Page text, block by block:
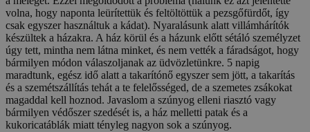
volna, hogy naponta leürítettük és feltöltöttük a pezsgőfürdőt, így
csak egyszer használtuk a kádat). Nyaralásunk alatt villámhárítók
készültek a házakra. A ház körül és a házunk előtt sétáló személyzet
úgy tett, mintha nem látna minket, és nem vették a fáradságot, hogy
bármilyen módon válaszoljanak az üdvözletünkre. 5 napig
maradtunk, egész idő alatt a takarítónő egyszer sem jött, a takarítás
és a szemétszállítás tehát a te felelősséged, de a szemetes zsákokat
magaddal kell hoznod. Javaslom a szúnyog elleni riasztó vagy
bármilyen védőszer szedését is, a ház melletti patak és a
kukoricatáblák miatt tényleg nagyon sok a szúnyog.